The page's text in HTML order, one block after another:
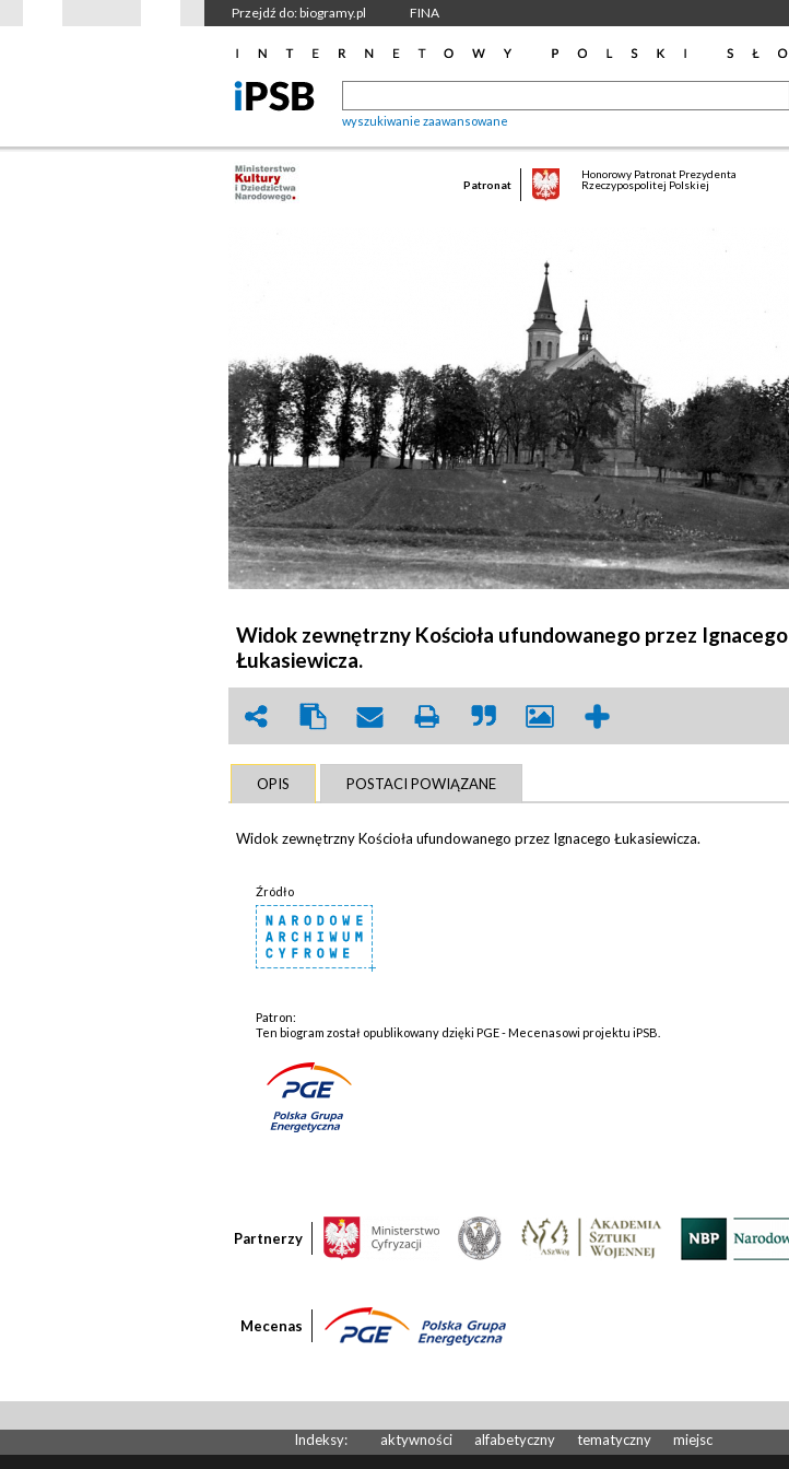
Przejdź do: biogramy.pl FINA
wyszukiwanie zaawansowane
Patronat
Honorowy Patronat Prezydenta
Rzeczypospolitej Polskiej
Widok zewnętrzny Kościoła ufundowanego przez Ignacego
Łukasiewicza.
OPIS POSTACI POWIĄZANE
Widok zewnętrzny Kościoła ufundowanego przez Ignacego Łukasiewicza.
Źródło
Patron:
Ten biogram został opublikowany dzięki PGE - Mecenasowi projektu iPSB.
Partnerzy
Mecenas
Indeksy: aktywności alfabetyczny tematyczny miejsc